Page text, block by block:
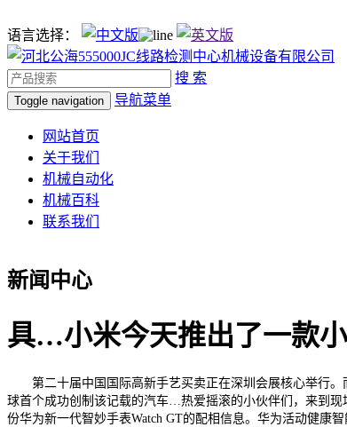
语言选择：
搜 索
Toggle navigation 导航菜单
网站首页
关于我们
机械自动化
机械百科
联系我们
新闻中心
具…小米今天推出了一款
第二十届中国国际高新手艺买卖正在深圳会展核心举行。
球首个成功创制该记载的汽车…热爱摇滚的小伙伴们，来到
份华为新一代智妙手表Watch GT的配相信息。华为活动健康